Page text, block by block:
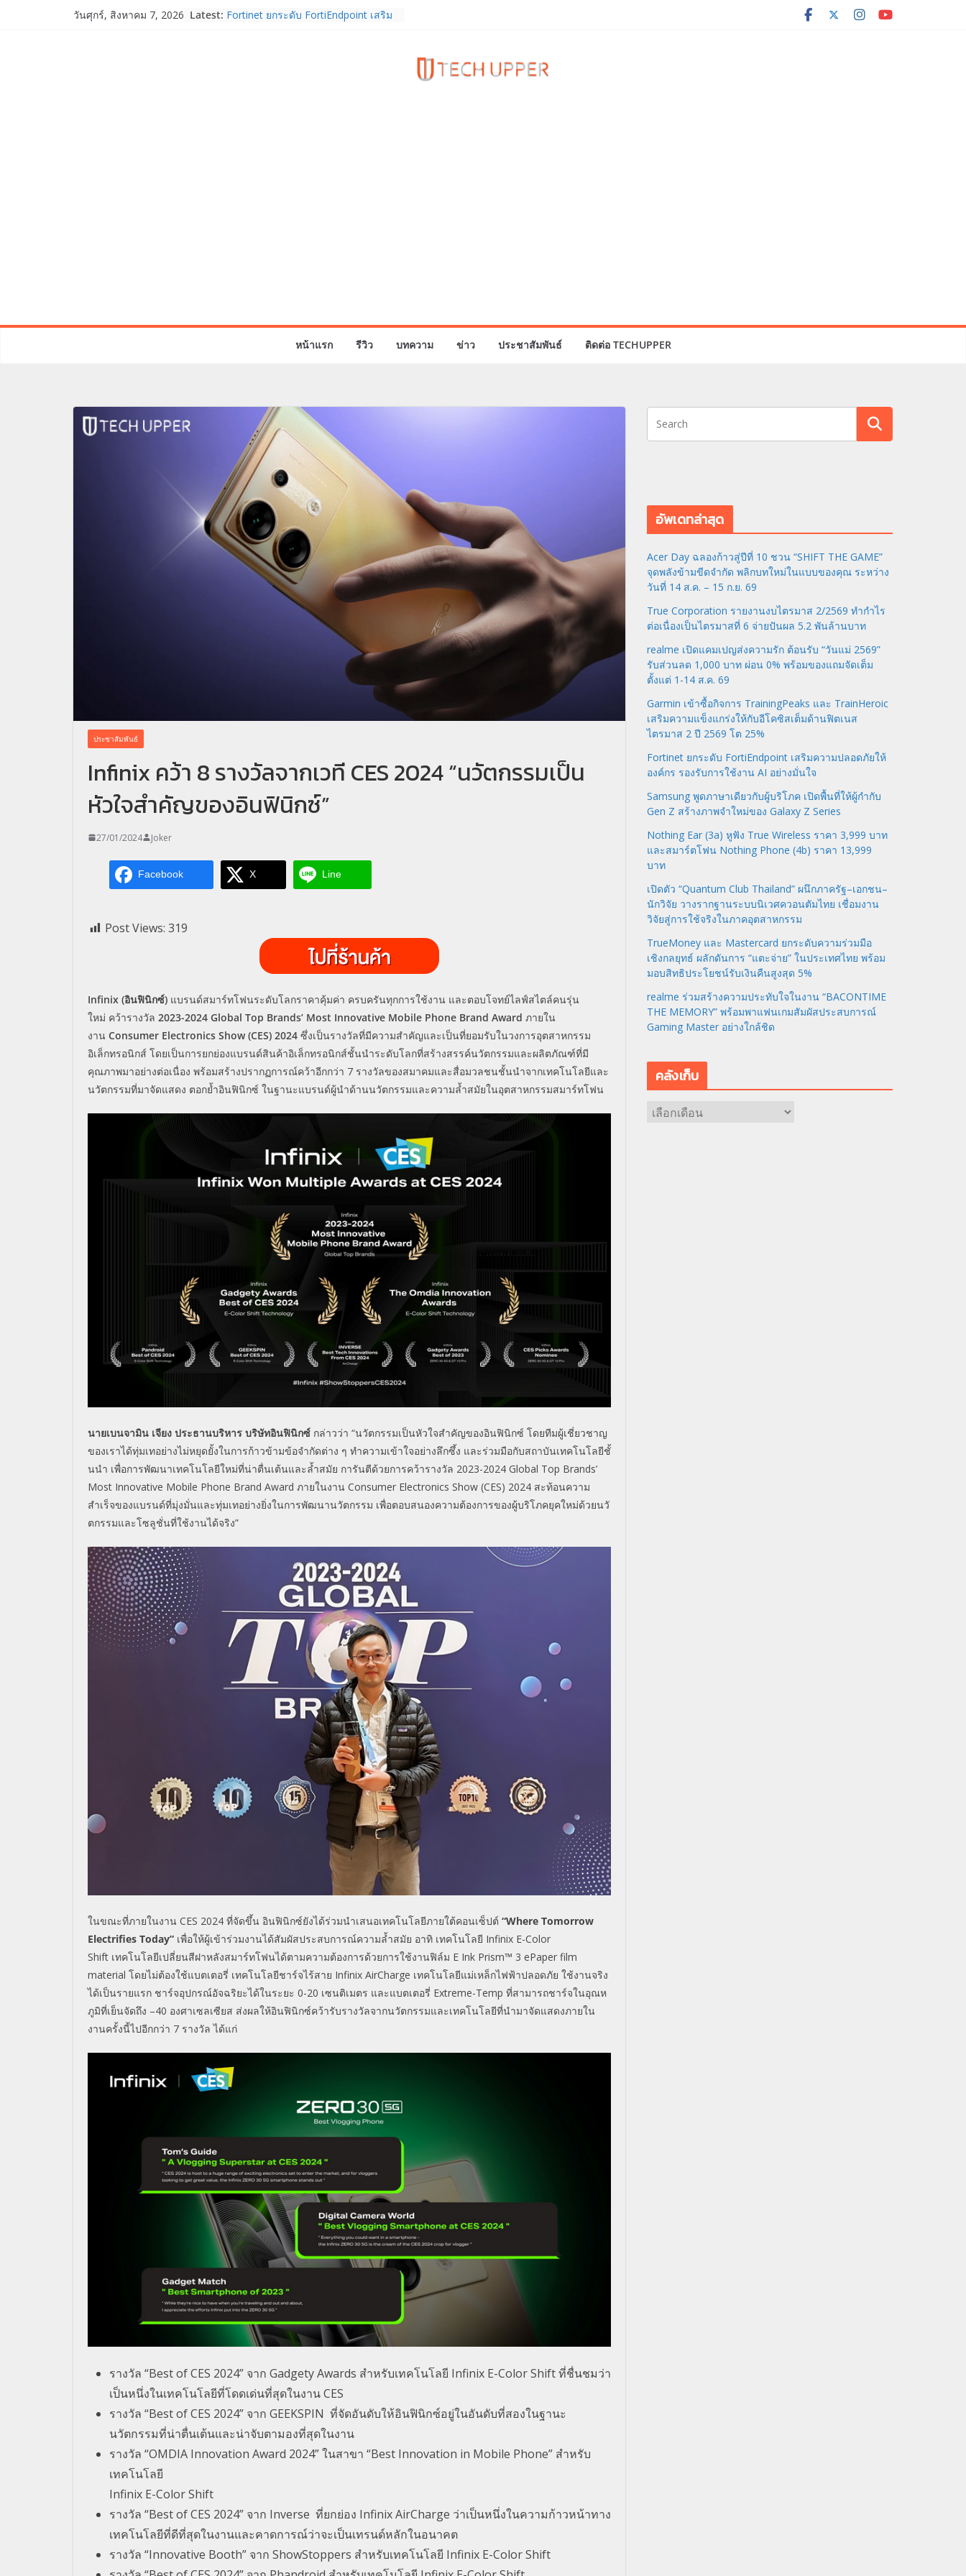
วันศุกร์, สิงหาคม 7, 2026 Latest: Fortinet ยกระดับ FortiEndpoint เสริม
หน้าแรก รีวิว บทความ ข่าว ประชาสัมพันธ์ ติดต่อ TECHUPPER
ประชาสัมพันธ์
Infinix คว้า 8 รางวัลจากเวที CES 2024 “นวัตกรรมเป็น
หัวใจสำคัญของอินฟินิกซ์”
27/01/2024 Joker
Facebook X Line
Post Views: 319
Infinix (อินฟินิกซ์) แบรนด์สมาร์ทโฟนระดับโลกราคาคุ้มค่า ครบครันทุกการใช้งาน และตอบโจทย์ไลฟ์สไตล์คนรุ่น
ใหม่ คว้ารางวัล 2023-2024 Global Top Brands’ Most Innovative Mobile Phone Brand Award ภายใน
งาน Consumer Electronics Show (CES) 2024 ซึ่งเป็นรางวัลที่มีความสำคัญและเป็นที่ยอมรับในวงการอุตสาหกรรม
อิเล็กทรอนิกส์ โดยเป็นการยกย่องแบรนด์สินค้าอิเล็กทรอนิกส์ชั้นนำระดับโลกที่สร้างสรรค์นวัตกรรมและผลิตภัณฑ์ที่มี
คุณภาพมาอย่างต่อเนื่อง พร้อมสร้างปรากฏการณ์คว้าอีกกว่า 7 รางวัลของสมาคมและสื่อมวลชนชั้นนำจากเทคโนโลยีและ
นวัตกรรมที่มาจัดแสดง ตอกย้ำอินฟินิกซ์ ในฐานะแบรนด์ผู้นำด้านนวัตกรรมและความล้ำสมัยในอุตสาหกรรมสมาร์ทโฟน
นายเบนจามิน เจียง ประธานบริหาร บริษัทอินฟินิกซ์ กล่าวว่า “นวัตกรรมเป็นหัวใจสำคัญของอินฟินิกซ์ โดยทีมผู้เชี่ยวชาญ
ของเราได้ทุ่มเทอย่างไม่หยุดยั้งในการก้าวข้ามข้อจำกัดต่าง ๆ ทำความเข้าใจอย่างลึกซึ้ง และร่วมมือกับสถาบันเทคโนโลยีชั้
นนำ เพื่อการพัฒนาเทคโนโลยีใหม่ที่น่าตื่นเต้นและล้ำสมัย การันตีด้วยการคว้ารางวัล 2023-2024 Global Top Brands’
Most Innovative Mobile Phone Brand Award ภายในงาน Consumer Electronics Show (CES) 2024 สะท้อนความ
สำเร็จของแบรนด์ที่มุ่งมั่นและทุ่มเทอย่างยิ่งในการพัฒนานวัตกรรม เพื่อตอบสนองความต้องการของผู้บริโภคยุคใหม่ด้วยนวั
ตกรรมและโซลูชั่นที่ใช้งานได้จริง”
ในขณะที่ภายในงาน CES 2024 ที่จัดขึ้น อินฟินิกซ์ยังได้ร่วมนำเสนอเทคโนโลยีภายใต้คอนเซ็ปต์ “Where Tomorrow
Electrifies Today” เพื่อให้ผู้เข้าร่วมงานได้สัมผัสประสบการณ์ความล้ำสมัย อาทิ เทคโนโลยี Infinix E-Color
Shift เทคโนโลยีเปลี่ยนสีฝาหลังสมาร์ทโฟนได้ตามความต้องการด้วยการใช้งานฟิล์ม E Ink Prism™ 3 ePaper film
material โดยไม่ต้องใช้แบตเตอรี่ เทคโนโลยีชาร์จไร้สาย Infinix AirCharge เทคโนโลยีแม่เหล็กไฟฟ้าปลอดภัย ใช้งานจริง
ได้เป็นรายแรก ชาร์จอุปกรณ์อัจฉริยะได้ในระยะ 0-20 เซนติเมตร และแบตเตอรี่ Extreme-Temp ที่สามารถชาร์จในอุณห
ภูมิที่เย็นจัดถึง –40 องศาเซลเซียส ส่งผลให้อินฟินิกซ์คว้ารับรางวัลจากนวัตกรรมและเทคโนโลยีที่นำมาจัดแสดงภายใน
งานครั้งนี้ไปอีกกว่า 7 รางวัล ได้แก่
รางวัล “Best of CES 2024” จาก Gadgety Awards สำหรับเทคโนโลยี Infinix E-Color Shiftที่ชื่นชมว่า
เป็นหนึ่งในเทคโนโลยีที่โดดเด่นที่สุดในงานCES
รางวัล “Best of CES 2024” จาก GEEKSPIN ที่จัดอันดับให้อินฟินิกซ์อยู่ในอันดับที่สองในฐานะ
นวัตกรรมที่น่าตื่นเต้นและน่าจับตามองที่สุดในงาน
รางวัล “OMDIA Innovation Award 2024”ในสาขา “Best Innovation in Mobile Phone” สำหรับ
เทคโนโลยี
Infinix E-Color Shift
รางวัล “Best of CES 2024” จาก Inverse ที่ยกย่อง Infinix AirCharge ว่าเป็นหนึ่งในความก้าวหน้าทาง
เทคโนโลยีที่ดีที่สุดในงานและคาดการณ์ว่าจะเป็นเทรนด์หลักในอนาคต
รางวัล “Innovative Booth” จาก ShowStoppers สำหรับเทคโนโลยี Infinix E-Color Shift
อัพเดทล่าสุด
Acer Day ฉลองก้าวสู่ปีที่ 10 ชวน “SHIFT THE GAME”
จุดพลังข้ามขีดจำกัด พลิกบทใหม่ในแบบของคุณ ระหว่าง
วันที่ 14 ส.ค. – 15 ก.ย. 69
True Corporation รายงานงบไตรมาส 2/2569 ทำกำไร
ต่อเนื่องเป็นไตรมาสที่ 6 จ่ายปันผล 5.2 พันล้านบาท
realme เปิดแคมเปญส่งความรัก ต้อนรับ “วันแม่ 2569”
รับส่วนลด 1,000 บาท ผ่อน 0% พร้อมของแถมจัดเต็ม
ตั้งแต่ 1-14 ส.ค. 69
Garmin เข้าซื้อกิจการ TrainingPeaks และ TrainHeroic
เสริมความแข็งแกร่งให้กับอีโคซิสเต็มด้านฟิตเนส
ไตรมาส 2 ปี 2569 โต 25%
Fortinet ยกระดับ FortiEndpoint เสริมความปลอดภัยให้
องค์กร รองรับการใช้งาน AI อย่างมั่นใจ
Samsung พูดภาษาเดียวกับผู้บริโภค เปิดพื้นที่ให้ผู้กำกับ
Gen Z สร้างภาพจำใหม่ของ Galaxy Z Series
Nothing Ear (3a) หูฟัง True Wireless ราคา 3,999 บาท
และสมาร์ตโฟน Nothing Phone (4b) ราคา 13,999
บาท
เปิดตัว “Quantum Club Thailand” ผนึกภาครัฐ–เอกชน–
นักวิจัย วางรากฐานระบบนิเวศควอนตัมไทย เชื่อมงาน
วิจัยสู่การใช้จริงในภาคอุตสาหกรรม
TrueMoney และ Mastercard ยกระดับความร่วมมือ
เชิงกลยุทธ์ ผลักดันการ “แตะจ่าย” ในประเทศไทย พร้อม
มอบสิทธิประโยชน์รับเงินคืนสูงสุด 5%
realme ร่วมสร้างความประทับใจในงาน “BACONTIME
THE MEMORY” พร้อมพาแฟนเกมสัมผัสประสบการณ์
Gaming Master อย่างใกล้ชิด
คลังเก็บ